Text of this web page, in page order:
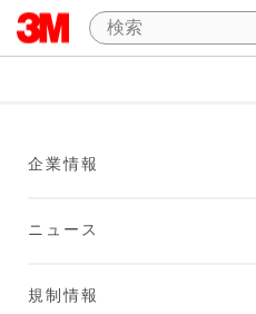
企業情報
ニュース
規制情報